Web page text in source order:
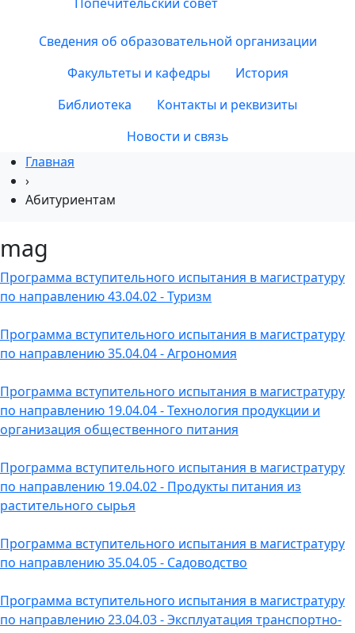
Сведения об образовательной организации
Факультеты и кафедры
История
Библиотека
Контакты и реквизиты
Новости и связь
Главная
›
Абитуриентам
mag
Программа вступительного испытания в магистратуру
по направлению 43.04.02 - Туризм
Программа вступительного испытания в магистратуру
по направлению 35.04.04 - Агрономия
Программа вступительного испытания в магистратуру
по направлению 19.04.04 - Технология продукции и
организация общественного питания
Программа вступительного испытания в магистратуру
по направлению 19.04.02 - Продукты питания из
растительного сырья
Программа вступительного испытания в магистратуру
по направлению 35.04.05 - Садоводство
Программа вступительного испытания в магистратуру
по направлению 23.04.03 - Эксплуатация транспортно-